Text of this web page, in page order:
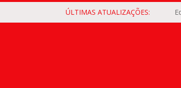
ÚLTIMAS ATUALIZAÇÕES: